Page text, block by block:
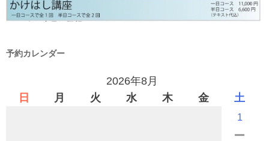
予約カレンダー
2026年8月
日
月 火 水 木 金 土
1